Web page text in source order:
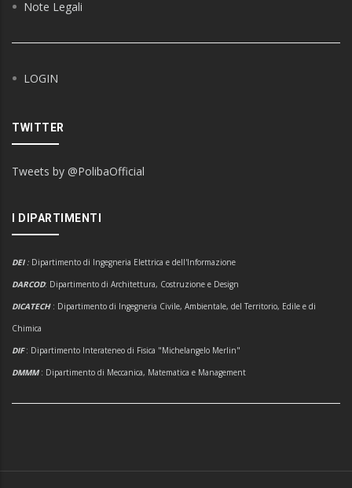
Note Legali
LOGIN
TWITTER
Tweets by @PolibaOfficial
I DIPARTIMENTI
DEI : Dipartimento di Ingegneria Elettrica e dell'Informazione
DARCOD: Dipartimento di Architettura, Costruzione e Design
DICATECH : Dipartimento di Ingegneria Civile, Ambientale, del Territorio, Edile e di
Chimica
DIF: Dipartimento Interateneo di Fisica "Michelangelo Merlin"
DMMM: Dipartimento di Meccanica, Matematica e Management